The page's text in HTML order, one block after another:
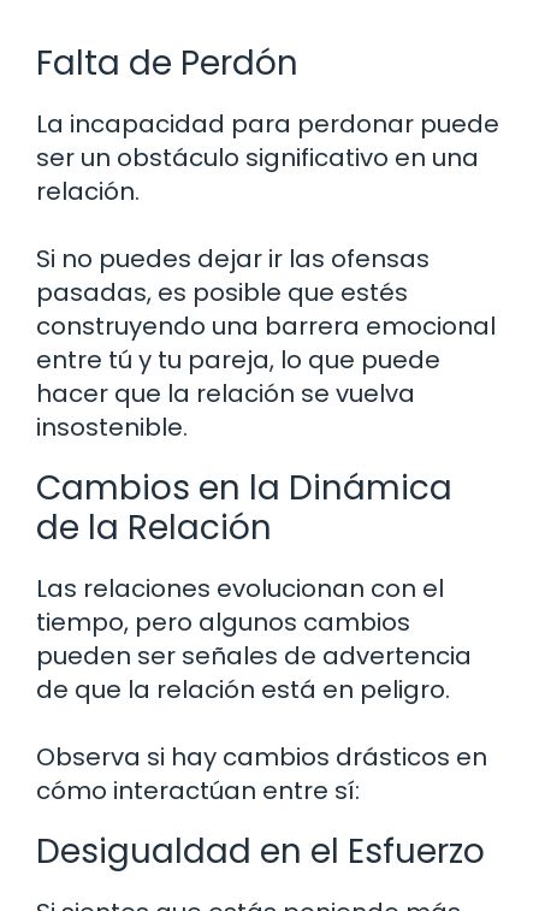
Falta de Perdón
La incapacidad para perdonar puede
ser un obstáculo significativo en una
relación.
Si no puedes dejar ir las ofensas
pasadas, es posible que estés
construyendo una barrera emocional
entre tú y tu pareja, lo que puede
hacer que la relación se vuelva
insostenible.
Cambios en la Dinámica
de la Relación
Las relaciones evolucionan con el
tiempo, pero algunos cambios
pueden ser señales de advertencia
de que la relación está en peligro.
Observa si hay cambios drásticos en
cómo interactúan entre sí:
Desigualdad en el Esfuerzo